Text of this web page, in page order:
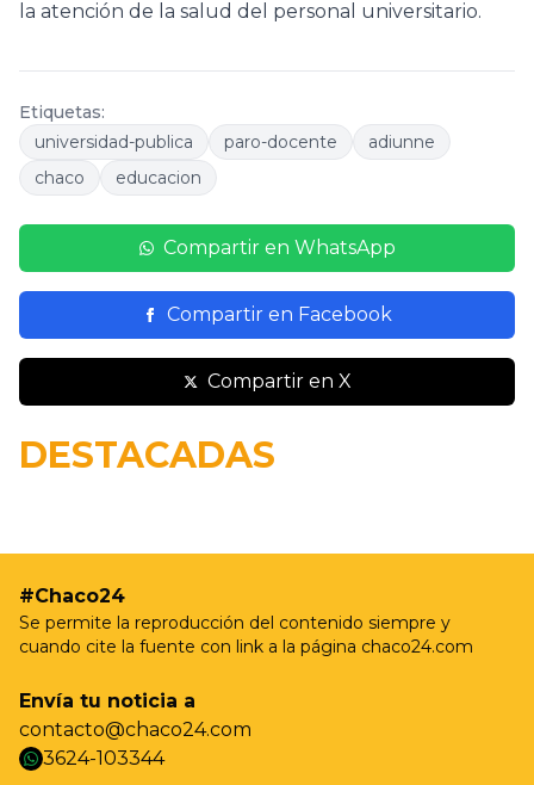
la atención de la salud del personal universitario.
Etiquetas:
universidad-publica
paro-docente
adiunne
chaco
educacion
Compartir en WhatsApp
Compartir en Facebook
Compartir en X
DESTACADAS
castración gratuita para perros y gatos en Villa
Prosperidad
#Chaco24
Se permite la reproducción del contenido siempre y
cuando cite la fuente con link a la página chaco24.com
Envía tu noticia a
contacto@chaco24.com
whatsapp
3624-103344